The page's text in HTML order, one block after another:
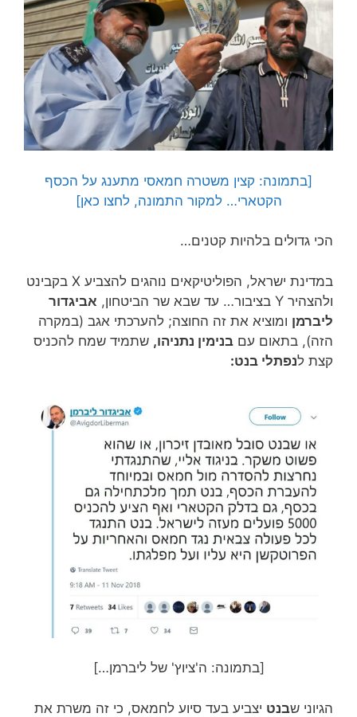
[בתמונה: קצין משטרה חמאסי מתענג על הכסף
הקטארי… למקור התמונה, לחצו כאן]
הכי גדולים בלהיות קטנים…
במדינת ישראל, הפוליטיקאים נוהגים להצביע X בקבינט
ולהצהיר Y בציבור… עד שבא שר הביטחון,
אביגדור
ליברמן ומוציא את זה החוצה; להערכתי אגב (במקרה
הזה), בתאום עם בנימין נתניהו, שתמיד שמח להכניס
קצת לנפתלי בנט:
[בתמונה: ה'ציוץ' של ליברמן…]
הגיוני שבנט יצביע בעד סיוע לחמאס, כי זה משרת את